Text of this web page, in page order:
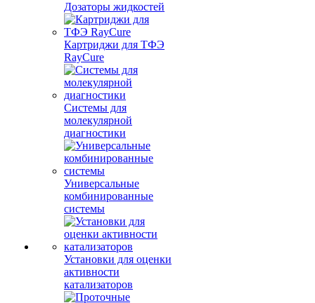
Дозаторы жидкостей
Картриджи для ТФЭ
RayCure
Системы для
молекулярной
диагностики
Универсальные
комбинированные
системы
Установки для оценки
активности
катализаторов